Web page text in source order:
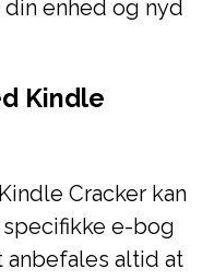
enhed og nyd
Kindle
Cracker kan
e-bog
anbefales altid at